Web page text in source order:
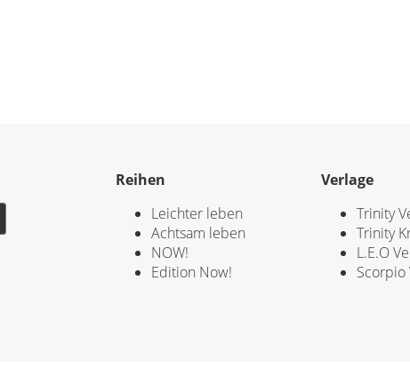
Reihen
Leichter leben
Achtsam leben
NOW!
Edition Now!
Verlage
Trinity
Trinity
L.E.O
Scorpio